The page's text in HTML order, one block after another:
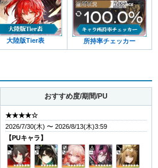
大陸版Tier表 所持率チェッカー
おすすめ度/期間/PU
★★★★☆
2026/7/30(木) 〜 2026/8/13(木)3:59
【PUキャラ】